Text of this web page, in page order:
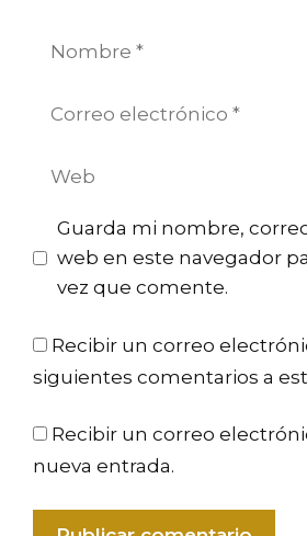
Nombre
Correo
Web
Guarda mi nombre,
web en este navegador
vez que comente.
Recibir un correo
siguientes comentarios a
Recibir un correo
nueva entrada.